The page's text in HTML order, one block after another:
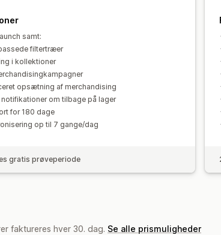
samt:
filtertræer
i kollektioner
opsætning af merchandising
notifikationer om tilbage på lager
for 180 dage
op til 7 gange/dag
gratis prøveperiode
faktureres hver 30. dag. Se alle prismuligheder